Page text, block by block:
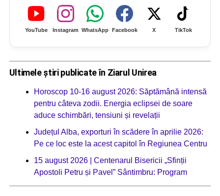
YouTube Instagram WhatsApp Facebook X TikTok
Ultimele știri publicate în Ziarul Unirea
Horoscop 10-16 august 2026: Săptămână intensă
pentru câteva zodii. Energia eclipsei de soare
aduce schimbări, tensiuni și revelații
Județul Alba, exporturi în scădere în aprilie 2026:
Pe ce loc este la acest capitol în Regiunea Centru
15 august 2026 | Centenarul Bisericii „Sfinții
Apostoli Petru și Pavel” Sântimbru: Program